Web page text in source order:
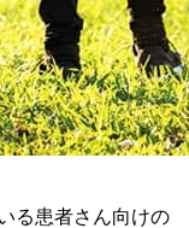
る患者さん向けの